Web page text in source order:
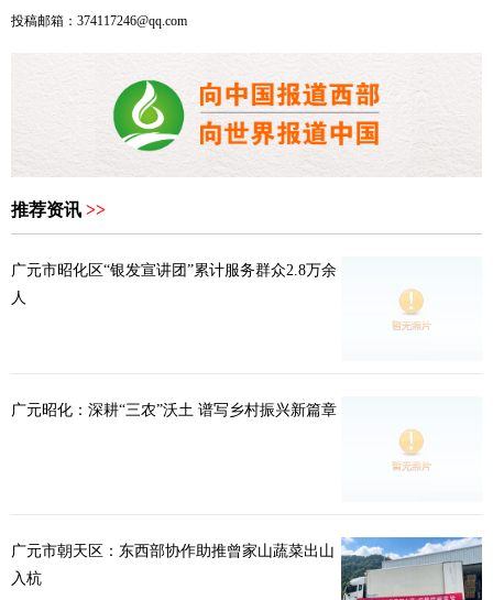
投稿邮箱：374117246@qq.com
推荐资讯 >>
广元市昭化区“银发宣讲团”累计服务群众2.8万余
人
广元昭化：深耕“三农”沃土 谱写乡村振兴新篇章
广元市朝天区：东西部协作助推曾家山蔬菜出山
入杭